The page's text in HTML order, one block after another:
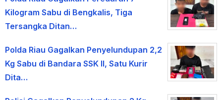
Kilogram Sabu di Bengkalis, Tiga
Tersangka Ditan…
Polda Riau Gagalkan Penyelundupan 2,2
Kg Sabu di Bandara SSK II, Satu Kurir
Dita…